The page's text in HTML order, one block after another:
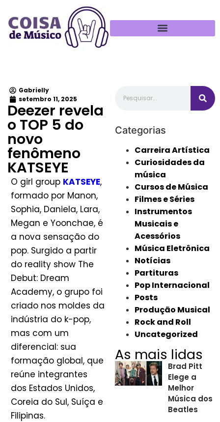
Gabrielly
setembro 11, 2025
Deezer revela
o TOP 5 do
novo
fenômeno
KATSEYE
O girl group KATSEYE,
formado por Manon,
Sophia, Daniela, Lara,
Megan e Yoonchae, é
a nova sensação do
pop. Surgido a partir
do reality show The
Debut: Dream
Academy, o grupo foi
criado nos moldes da
indústria do k-pop,
mas com um
diferencial: sua
formação global, que
reúne integrantes
dos Estados Unidos,
Coreia do Sul, Suíça e
Filipinas.
Categorias
Carreira Artística
Curiosidades da
música
Cursos de Música
Filmes e Séries
Instrumentos
Musicais e
Acessórios
Música Eletrônica
Notícias
Partituras
Pop Internacional
Posts
Produção Musical
Rock and Roll
Uncategorized
As mais lidas
Brad Pitt
Elege a
Melhor
Música dos
Beatles